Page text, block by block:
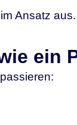
Ansatz aus.
ein